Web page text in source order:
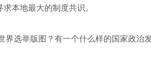
本地最大的制度共识。
选举版图？有一个什么样的国家政治